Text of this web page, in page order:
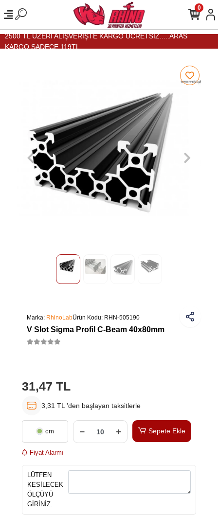
2500 TL ÜZERİ ALIŞVERİŞTE KARGO ÜCRETSİZ.....ARAS
KARGO SADECE 119TL...
0
Marka: RhinoLabÜrün Kodu: RHN-505190
V Slot Sigma Profil C-Beam 40x80mm
31,47 TL
3,31 TL 'den başlayan taksitlerle
cm Sepete Ekle
Fiyat Alarmı
LÜTFEN
KESİLECEK
ÖLÇÜYÜ
GİRİNİZ.